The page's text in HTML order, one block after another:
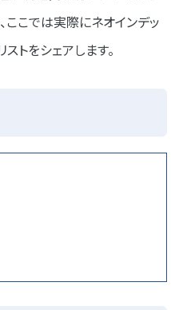
ここでは実際にネオインデッ
トをシェアします。